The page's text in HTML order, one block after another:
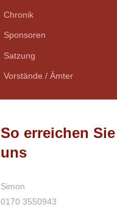
Chronik
Sponsoren
Satzung
Vorstände / Ämter
So erreichen Sie
uns
Simon
0170 3550943